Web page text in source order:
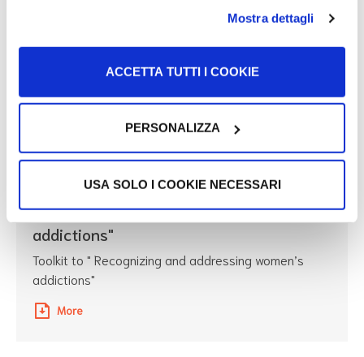
Mostra dettagli
ACCETTA TUTTI I COOKIE
PERSONALIZZA
USA SOLO I COOKIE NECESSARI
di soggiorno (residence permit). This guide gives you
an overview of the main resources available.
"Recognizing and addressing women’s
addictions"
Toolkit to " Recognizing and addressing women’s
addictions"
More